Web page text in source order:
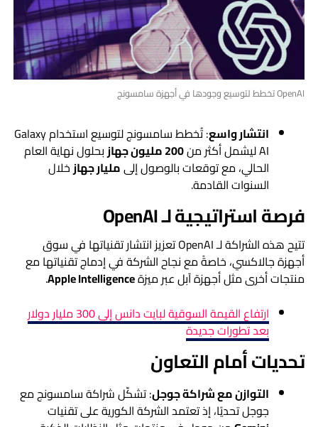
OpenAI تخطط لتوسيع وجودها في أجهزة سامسونج
انتشار واسع
: تُخطط سامسونج لتوسيع استخدام Galaxy
AI ليشمل أكثر من
200 مليون جهاز
بحلول نهاية العام
الحالي، مع توقعات بالوصول إلىمليار جهازخلال
السنوات القادمة.
فرصة استراتيجية لـ OpenAI
تتيح هذه الشراكة لـ OpenAI تعزيز انتشار تقنياتها في سوق
أجهزة جالاكسي، خاصةً مع نجاح الشركة في إدماج تقنياتها مع
منتجات أخرى مثل أجهزة آبل عبر ميزةApple Intelligence
.
ارتفاع القيمة السوقية لبايت دانس إلى 300 مليار دولار
بعد تطورات جديدة
تحديات أمام التعاون
التوازن مع شراكة جوجل: تشكّل شراكة سامسونج مع
جوجل تحديًا، إذ تعتمد الشركة الكورية على تقنيات